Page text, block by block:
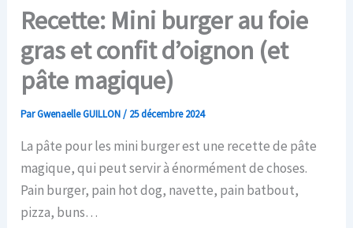
Recette: Mini burger au foie
gras et confit d’oignon (et
pâte magique)
ParGwenaelle GUILLON/ 25 décembre 2024
La pâte pour les mini burger est une recette de pâte
magique, qui peut servir à énormément de choses.
Pain burger, pain hot dog, navette, pain batbout,
pizza, buns…